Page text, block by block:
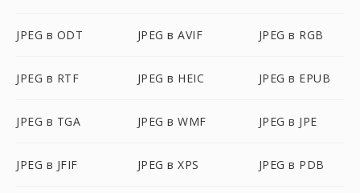
JPEG в ODT JPEG в AVIF JPEG в RGB
JPEG в RTF JPEG в HEIC JPEG в EPUB
JPEG в TGA JPEG в WMF JPEG в JPE
JPEG в JFIF JPEG в XPS JPEG в PDB